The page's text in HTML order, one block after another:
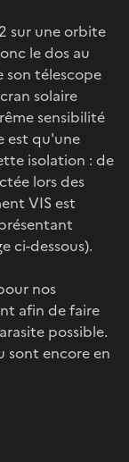
sur une orbite
le dos au
son télescope
solaire
sensibilité
est qu'une
isolation : de
lors des
VIS est
ci-dessous).
nos
afin de faire
possible.
sont encore en